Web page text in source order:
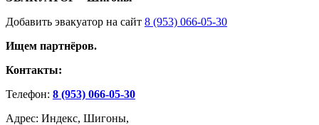
Добавить эвакуатор на сайт 8 (953) 066-05-30
Ищем партнёров.
Контакты:
Телефон: 8 (953) 066-05-30
Адрес: Индекс, Шигоны,